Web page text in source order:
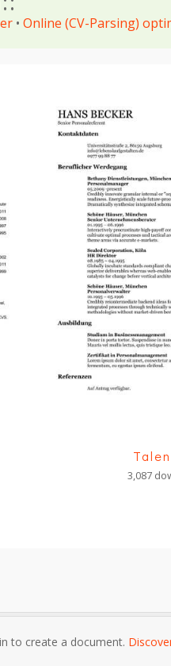
• Online (CV-Parsing)
3,087
Nutzungsbedingungen
to create a document.